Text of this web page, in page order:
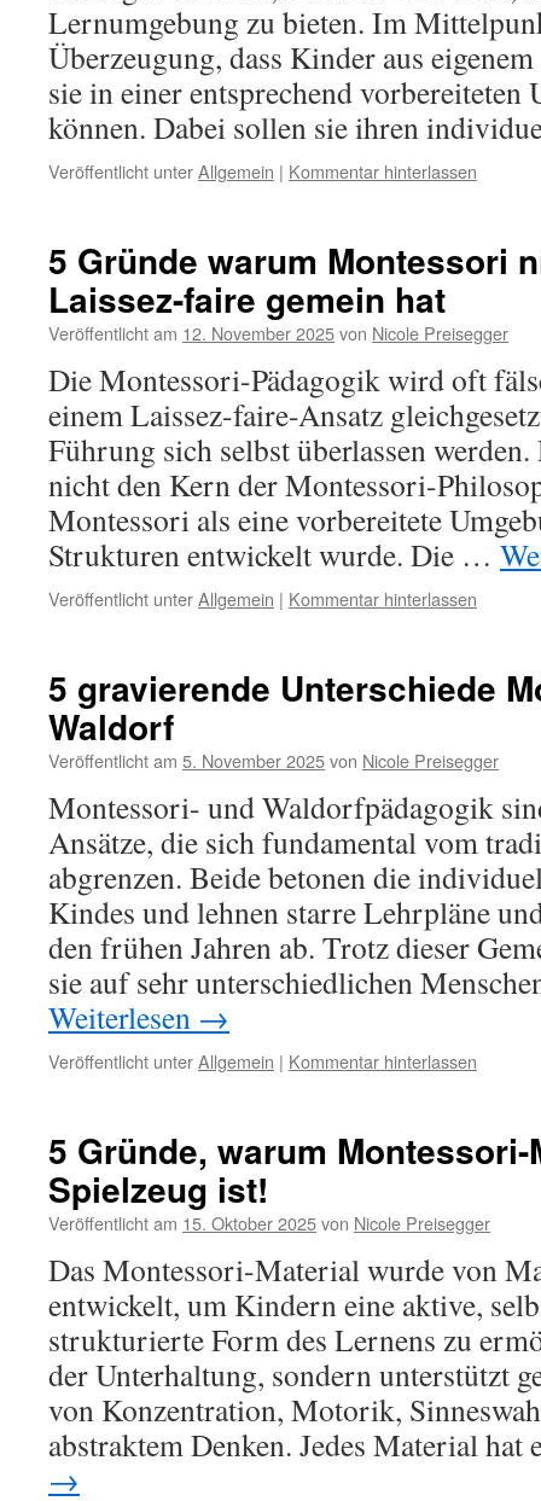
Lernumgebung zu bieten. Im
Überzeugung, dass Kinder aus
sie in einer entsprechend vorbereiteten
können. Dabei sollen sie ihren
Veröffentlicht unterAllgemein | Kommentar hinterlassen
5 Gründe warum Montessori
Laissez-faire gemein hat
Veröffentlicht am 12. November 2025von Nicole Preisegger
Die Montessori-Pädagogik wird oft
einem Laissez-faire-Ansatz
Führung sich selbst überlassen
nicht den Kern der Montessori-
Montessori als eine vorbereitete
Strukturen entwickelt wurde. Die …
Veröffentlicht unterAllgemein | Kommentar hinterlassen
5 gravierende Unterschiede
Waldorf
Veröffentlicht am 5. November 2025von Nicole Preisegger
Montessori- und Waldorfpädagogik
Ansätze, die sich fundamental vom
abgrenzen. Beide betonen die
Kindes und lehnen starre Lehrpläne
den frühen Jahren ab. Trotz dieser
sie auf sehr unterschiedlichen
Weiterlesen →
Veröffentlicht unterAllgemein | Kommentar hinterlassen
5 Gründe, warum
Spielzeug ist!
Veröffentlicht am 15. Oktober 2025von Nicole Preisegger
Das Montessori-Material wurde von
entwickelt, um Kindern eine aktive,
strukturierte Form des Lernens zu
der Unterhaltung, sondern unterstützt
von Konzentration, Motorik,
abstraktem Denken. Jedes Material
→